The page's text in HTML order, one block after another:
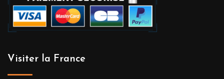
Visiter la France